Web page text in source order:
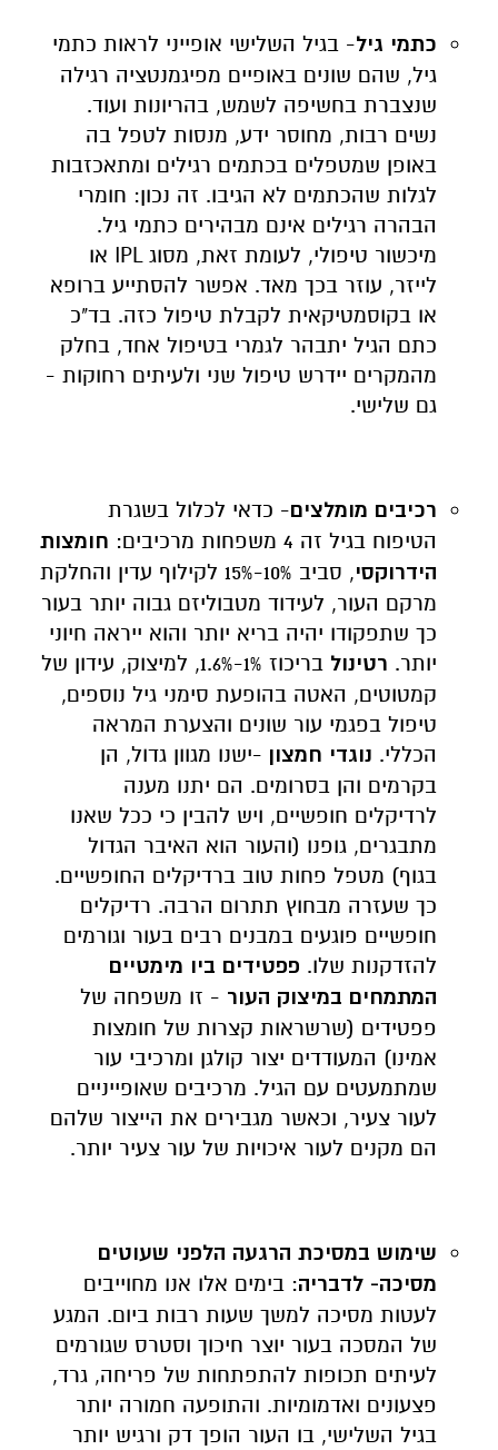
כתמי גיל- בגיל השלישי אופייני לראות כתמי
גיל, שהם שונים באופיים מפיגמנטציה רגילה
שנצברת בחשיפה לשמש, בהריונות ועוד.
נשים רבות, מחוסר ידע, מנסות לטפל בה
באופן שמטפלים בכתמים רגילים ומתאכזבות
לגלות שהכתמים לא הגיבו. זה נכון: חומרי
הבהרה רגילים אינם מבהירים כתמי גיל.
מיכשור טיפולי, לעומת זאת, מסוג IPL או
לייזר, עוזר בכך מאד. אפשר להסתייע ברופא
או בקוסמטיקאית לקבלת טיפול כזה. בד"כ
כתם הגיל יתבהר לגמרי בטיפול אחד, בחלק
מהמקרים יידרש טיפול שני ולעיתים רחוקות -
גם שלישי.
רכיבים מומלצים- כדאי לכלול בשגרת
הטיפוח בגיל זה 4 משפחות מרכיבים:
חומצות
הידרוקסי
, סביב 10%-15% לקילוף עדין והחלקת
מרקם העור, לעידוד מטבוליזם גבוה יותר בעור
כך שתפקודו יהיה בריא יותר והוא ייראה חיוני
יותר. רטינול
בריכוז 1%-1.6%, למיצוק, עידון של
קמטוטים, האטה בהופעת סימני גיל נוספים,
טיפול בפגמי עור שונים והצערת המראה
הכללי. נוגדי חמצון -ישנו מגוון גדול, הן
בקרמים והן בסרומים. הם יתנו מענה
לרדיקלים חופשיים, ויש להבין כי ככל שאנו
מתבגרים, גופנו (והעור הוא האיבר הגדול
בגוף) מטפל פחות טוב ברדיקלים החופשיים.
כך שעזרה מבחוץ תתרום הרבה. רדיקלים
חופשיים פוגעים במבנים רבים בעור וגורמים
להזדקנות שלו. פפטידים ביו מימטיים
המתמחים במיצוק העור - זו משפחה של
פפטידים (שרשראות קצרות של חומצות
אמינו) המעודדים יצור קולגן ומרכיבי עור
שמתמעטים עם הגיל. מרכיבים שאופייניים
לעור צעיר, וכאשר מגבירים את הייצור שלהם
הם מקנים לעור איכויות של עור צעיר יותר.
שימוש במסיכת הרגעה הלפני שעוטים
מסיכה- לדבריה: בימים אלו אנו מחוייבים
לעטות מסיכה למשך שעות רבות ביום. המגע
של המסכה בעור יוצר חיכוך וסטרס שגורמים
לעיתים תכופות להתפתחות של פריחה, גרד,
פצעונים ואדמומיות. והתופעה חמורה יותר
בגיל השלישי, בו העור הופך דק ורגיש יותר